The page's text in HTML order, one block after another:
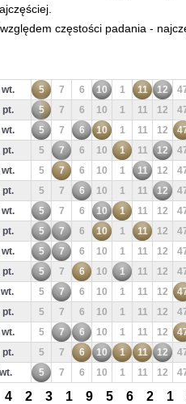
częstości padania -
5 7 6 10 1 11 12
pt. 5 7 6 10 1 11 12
5 7 6 10 1 11 12
pt. 5 7 6 10 1 11 12
5 7 6 10 1 11 12
pt. 5 7 6 10 1 11 12
5 7 6 10 1 11 12
pt. 5 7 6 10 1 11 12
5 7 6 10 1 11 12
pt. 5 7 6 10 1 11 12
5 7 6 10 1 11 12
pt. 5 7 6 10 1 11 12
5 7 6 10 1 11 12
pt. 5 7 6 10 1 11 12
5 7 6 10 1 11 12
4 2 3 1 9 5 6 2 1